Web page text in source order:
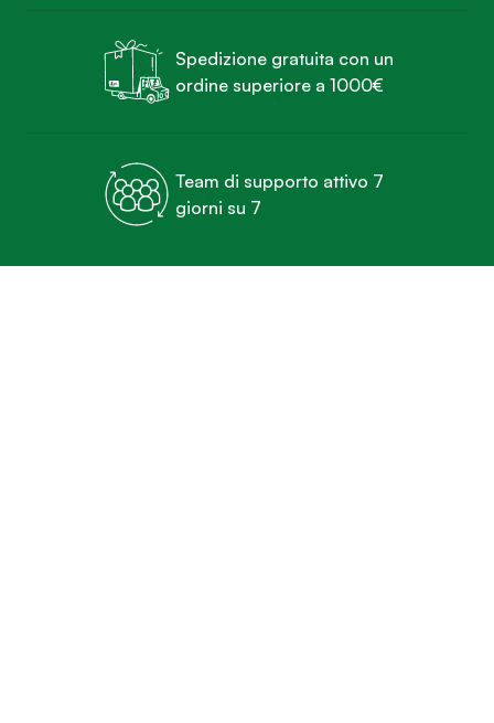
Spedizione gratuita con un
ordine superiore a 1000€
Team di supporto attivo 7
giorni su 7